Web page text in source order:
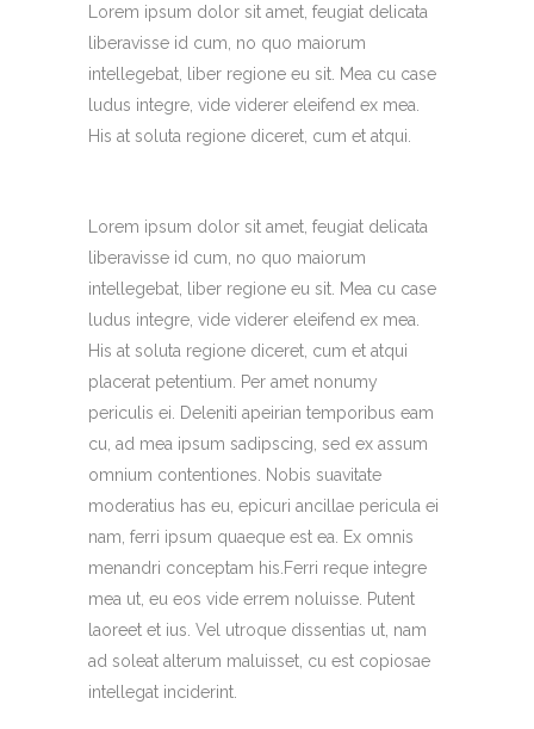
Lorem ipsum dolor sit amet, feugiat delicata
liberavisse id cum, no quo maiorum
intellegebat, liber regione eu sit. Mea cu case
ludus integre, vide viderer eleifend ex mea.
His at soluta regione diceret, cum et atqui.
Lorem ipsum dolor sit amet, feugiat delicata
liberavisse id cum, no quo maiorum
intellegebat, liber regione eu sit. Mea cu case
ludus integre, vide viderer eleifend ex mea.
His at soluta regione diceret, cum et atqui
placerat petentium. Per amet nonumy
periculis ei. Deleniti apeirian temporibus eam
cu, ad mea ipsum sadipscing, sed ex assum
omnium contentiones. Nobis suavitate
moderatius has eu, epicuri ancillae pericula ei
nam, ferri ipsum quaeque est ea. Ex omnis
menandri conceptam his.Ferri reque integre
mea ut, eu eos vide errem noluisse. Putent
laoreet et ius. Vel utroque dissentias ut, nam
ad soleat alterum maluisset, cu est copiosae
intellegat inciderint.